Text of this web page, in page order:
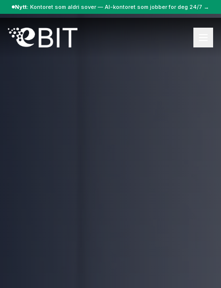
Nytt: Kontoret som aldri sover — AI-kontoret som jobber for deg 24/7 →